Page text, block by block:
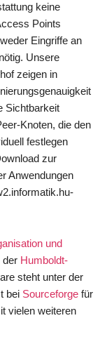
keine
Points
Eingriffe an
Unsere
zeigen in
Sichtbarkeit
Knoten, die den
festlegen
zur
Anwendungen
und
der Humboldt-
steht unter der
bei Sourceforge für
vielen weiteren